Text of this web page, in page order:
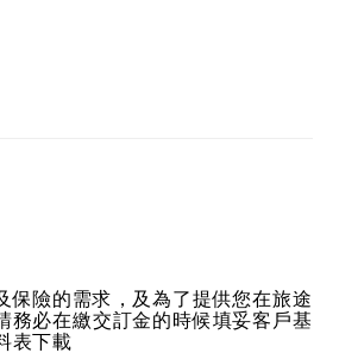
保險的需求，及為了提供您在旅途
務必在繳交訂金的時候填妥客戶基
表下載